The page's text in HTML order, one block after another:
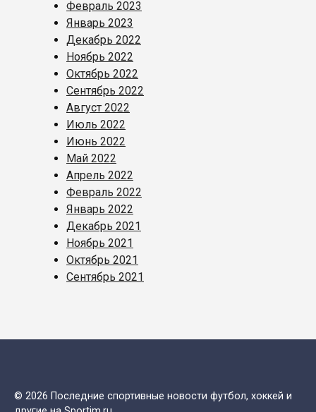
Февраль 2023
Январь 2023
Декабрь 2022
Ноябрь 2022
Октябрь 2022
Сентябрь 2022
Август 2022
Июль 2022
Июнь 2022
Май 2022
Апрель 2022
Февраль 2022
Январь 2022
Декабрь 2021
Ноябрь 2021
Октябрь 2021
Сентябрь 2021
© 2026 Последние спортивные новости футбол, хоккей и